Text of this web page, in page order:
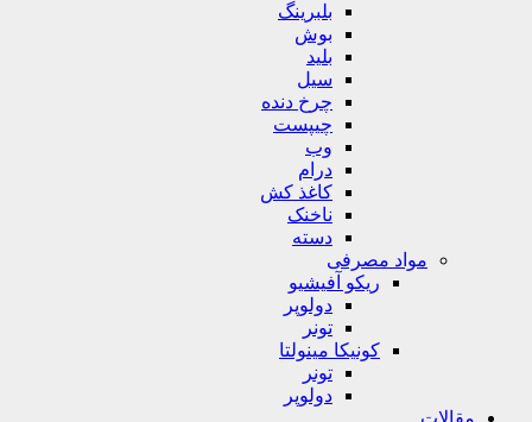
بلبرینگ
بوش
بلید
سیل
چرخ دنده
چیپست
وب
درام
کاغذ کش
ناخنک
دسته
مواد مصرفی
ریکو آفیشیو
دولوپر
تونر
کونیکا مینولتا
تونر
دولوپر
مقالات